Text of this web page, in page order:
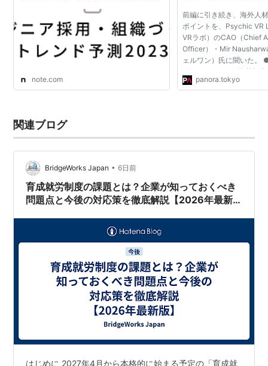
note.com
前編に引き続き、海外人
ポイントを、Psychic VR
VRラボ）のCAO（Chief
Officer）・Mir
ェルワン）氏に聞いた。
DeNA、グリーの海外担
「ここが変だよ、日本コ
panora.tokyo
関連ブログ
BridgeWorks Japan • 6日前
育成就労制度の課題とは？企業が知っておくべき
問題点と今後の対応策を徹底解説【2026年最新
はじめに 2027年4月から本格的に始まる予定の「育成就